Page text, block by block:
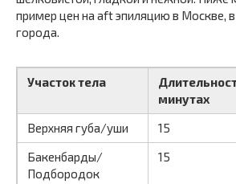
пример цен на aft эпиляцию в Москве,
города.
Участок тела
минутах
Верхняя губа/уши
15
Бакенбарды/
Подбородок
15